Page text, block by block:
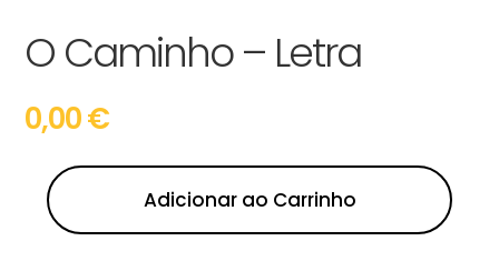
O Caminho – Letra
0,00€
Adicionar ao Carrinho